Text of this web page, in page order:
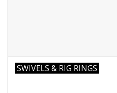
SWIVELS & RIG RINGS